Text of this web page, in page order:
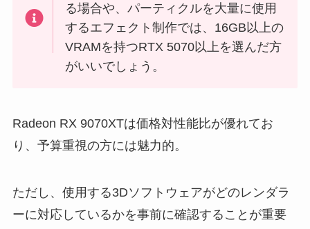
る場合や、パーティクルを大量に使用
するエフェクト制作では、16GB以上の
VRAMを持つRTX 5070以上を選んだ方
がいいでしょう。
Radeon RX 9070XTは価格対性能比が優れてお
り、予算重視の方には魅力的。
ただし、使用する3Dソフトウェアがどのレンダラ
ーに対応しているかを事前に確認することが重要